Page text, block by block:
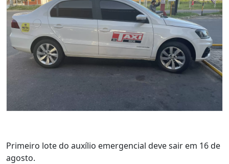
Primeiro lote do auxílio emergencial deve sair em 16 de
agosto.